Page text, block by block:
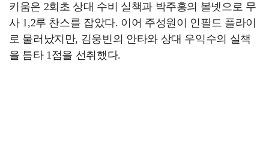
키움은 2회초 상대 수비 실책과 박주홍의 볼넷으로 무
사 1,2루 찬스를 잡았다. 이어 주성원이 인필드 플라이
로 물러났지만, 김웅빈의 안타와 상대 우익수의 실책
을 틈타 1점을 선취했다.